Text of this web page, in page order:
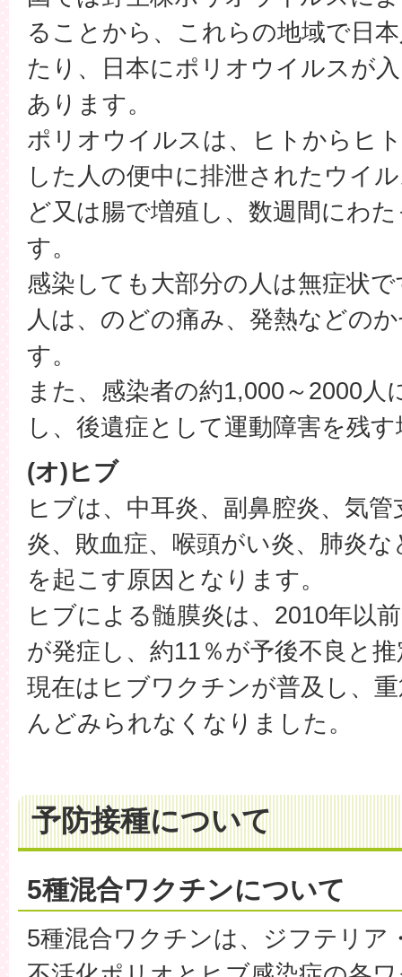
ることから、これらの地域で日
たり、日本にポリオウイルスが
あります。
ポリオウイルスは、ヒトからヒ
した人の便中に排泄されたウイ
ど又は腸で増殖し、数週間にわ
す。
感染しても大部分の人は無症状
人は、のどの痛み、発熱などの
す。
また、感染者の約1,000～2000人
し、後遺症として運動障害を残
(オ)ヒブ
ヒブは、中耳炎、副鼻腔炎、気
炎、敗血症、喉頭がい炎、肺炎
を起こす原因となります。
ヒブによる髄膜炎は、2010年以
が発症し、約11％が予後不良と
現在はヒブワクチンが普及し、
んどみられなくなりました。
予防接種について
5種混合ワクチンについて
5種混合ワクチンは、ジフテリア